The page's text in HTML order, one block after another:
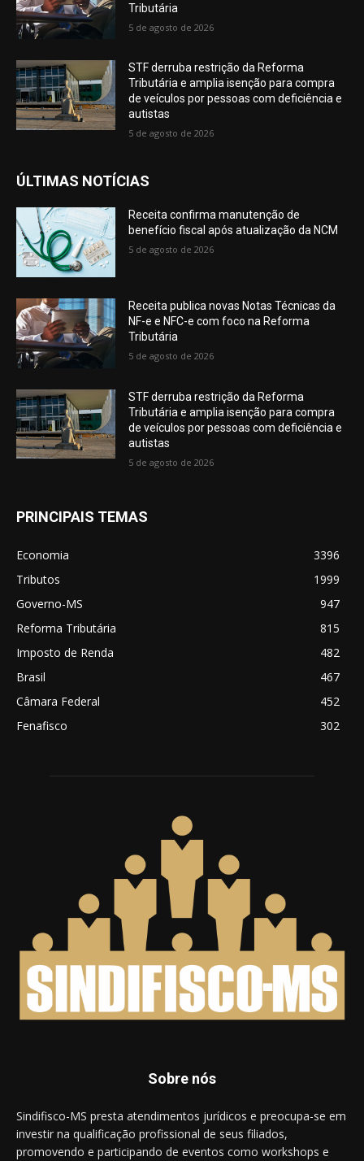
Tributária
5 de agosto de 2026
STF derruba restrição da Reforma
Tributária e amplia isenção para compra
de veículos por pessoas com deficiência e
autistas
5 de agosto de 2026
ÚLTIMAS NOTÍCIAS
Receita confirma manutenção de
benefício fiscal após atualização da NCM
5 de agosto de 2026
Receita publica novas Notas Técnicas da
NF-e e NFC-e com foco na Reforma
Tributária
5 de agosto de 2026
STF derruba restrição da Reforma
Tributária e amplia isenção para compra
de veículos por pessoas com deficiência e
autistas
5 de agosto de 2026
PRINCIPAIS TEMAS
Economia
3396
Tributos
1999
Governo-MS
947
Reforma Tributária
815
Imposto de Renda
482
Brasil
467
Câmara Federal
452
Fenafisco
302
Sobre nós
Sindifisco-MS presta atendimentos jurídicos e preocupa-se em
investir na qualificação profissional de seus filiados,
promovendo e participando de eventos como workshops e